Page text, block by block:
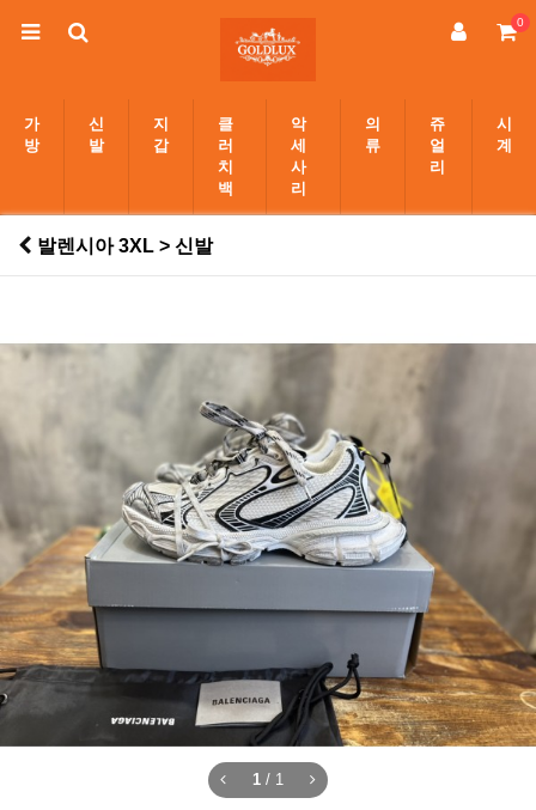
0
가
방
신
발
지
갑
클
러
치
백
악
세
사
리
의
류
쥬
얼
리
시
계
발렌시아 3XL > 신발
1 / 1